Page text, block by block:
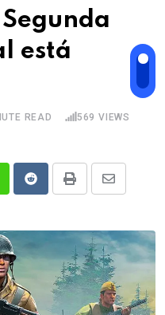
está
READ 569 VIEWS
RedditPrint
Share
Email